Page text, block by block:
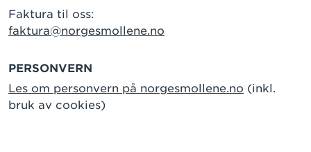
Faktura til oss:
faktura@norgesmollene.no
PERSONVERN
Les om personvern på norgesmollene.no (inkl.
bruk av cookies)